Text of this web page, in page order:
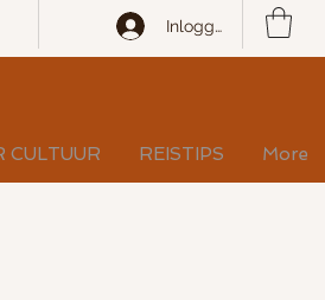
Inloggen
CULTUUR REISTIPS More